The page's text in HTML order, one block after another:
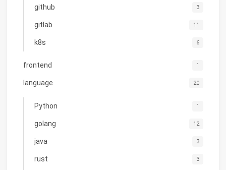
github 3
gitlab 11
k8s 6
frontend 1
language 20
Python 1
golang 12
java 3
rust 3